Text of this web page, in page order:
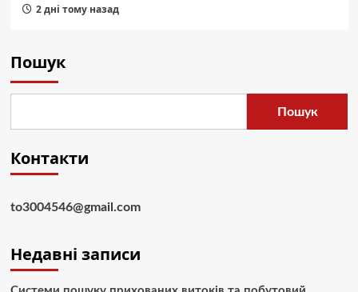
2 дні тому назад
Пошук
Пошук
Контакти
to3004546@gmail.com
Недавні записи